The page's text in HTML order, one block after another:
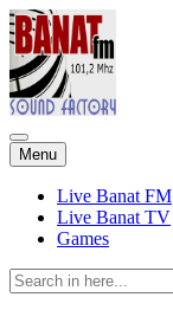
Menu Skip
to
content
Live Banat FM
Live Banat TV
Games
Search
for: